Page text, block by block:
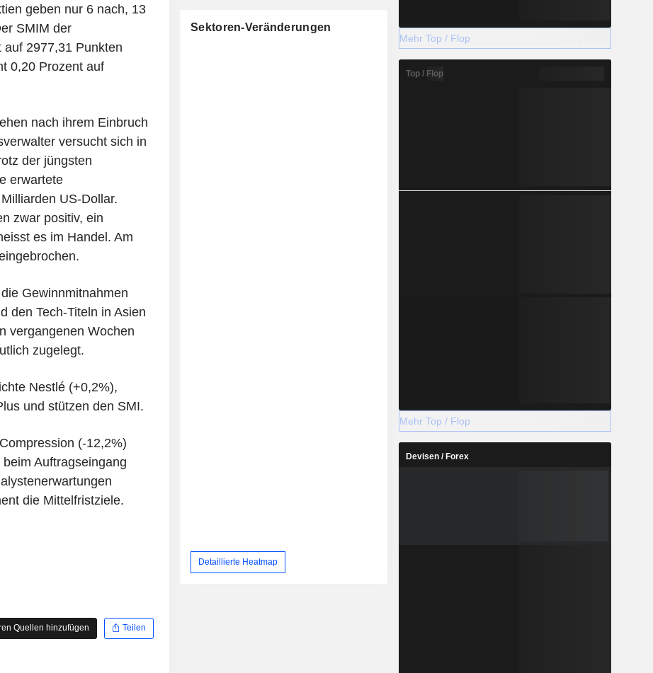
geben nur 6 nach, 13
SMIM der
2977,31 Punkten
0,20 Prozent auf
nach ihrem Einbruch
versucht sich in
der jüngsten
erwartete
US-Dollar.
zwar positiv, ein
es im Handel. Am
Gewinnmitnahmen
den Tech-Titeln in Asien
vergangenen Wochen
zugelegt.
Nestlé (+0,2%),
und stützen den SMI.
(-12,2%)
Auftragseingang
die Mittelfristziele.
Quellen hinzufügen Teilen
Sektoren-Veränderungen
Detaillierte Heatmap
Mehr Top / Flop
Top / Flop
Mehr Top / Flop
Devisen / Forex